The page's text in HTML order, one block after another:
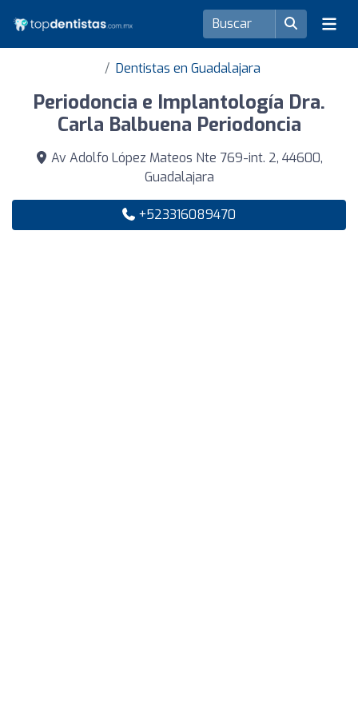
Dentistas en Guadalajara
Periodoncia e Implantología Dra.
Carla Balbuena Periodoncia
Av Adolfo López Mateos Nte 769-int. 2, 44600,
Guadalajara
+523316089470